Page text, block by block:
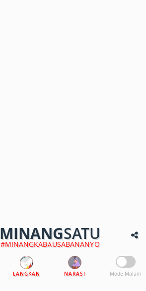
MINANGSATU
#MINANGKABAUSABANANYO
LANGKAN NARASI Mode Malam